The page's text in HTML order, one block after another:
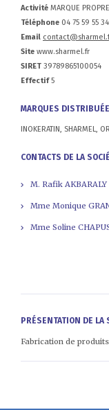
Activité MARQUE PROPRE
Téléphone 04 75 59 55 34
Email
Site www.sharmel.fr
SIRET 39789865100054
Effectif5
MARQUES
INOKERATIN, SHARMEL,
CONTACTS DE LA
M. Rafik
Mme Monique
Mme Soline
PRÉSENTATION DE LA
Fabrication de